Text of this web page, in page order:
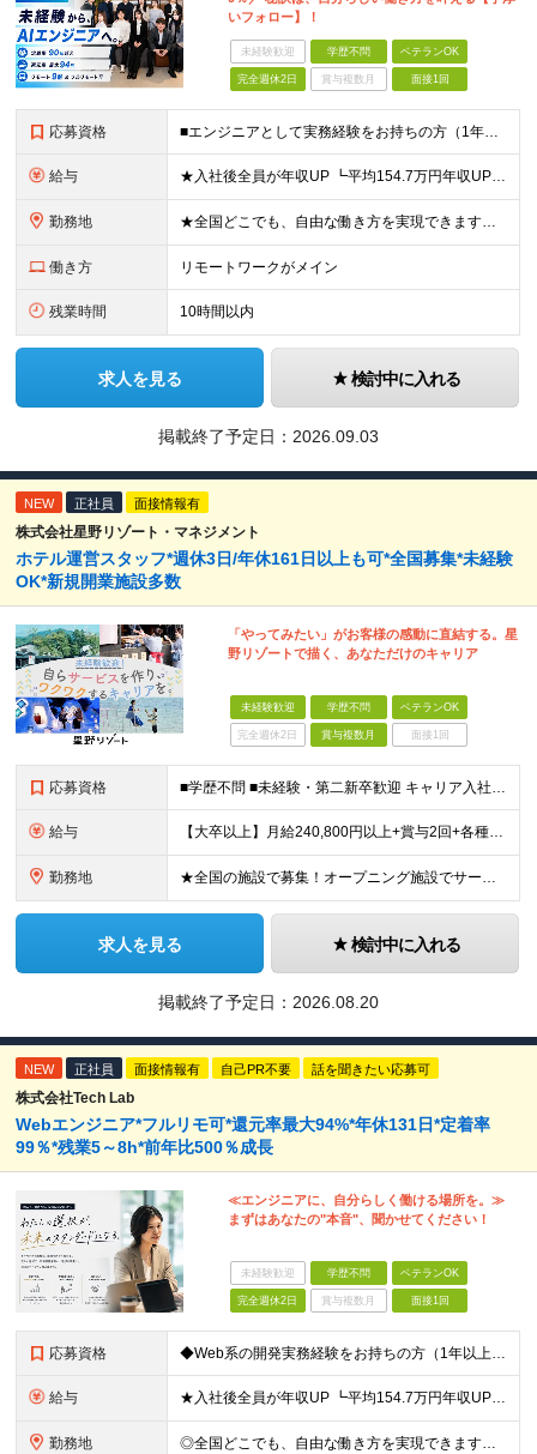
いフォロー】！
未経験歓迎 学歴不問 ベテランOK
完全週休2日 賞与複数月 面接1回
応募資格 ■エンジニアとして実務経験をお持ちの方（1年以上） ■学歴不問 ■既卒・第二新卒OK ☆Tech Labの事業内容、ビジョンに共感できる⽅はぜひご応募ください！ ☆意欲重視の採用です！ 「経歴に自信
給与 ★入社後全員が年収UP ┗平均154.7万円年収UP！ ┗最大380万円UPの実績も 月給35万円～100万円＋決算賞与＋各種手当 【 給与イメージ 】 ■経験1年以上…月給35万円～＋決算賞与
勤務地 ★全国どこでも、自由な働き方を実現できます！ 全国のプロジェクト先やフルリモート環境での勤務も可能です。 ＼自由度の高い働き方、叶えます／ ・フルリモートで働きたい ・ハイブリットに働きたい ・家庭
働き方 リモートワークがメイン
残業時間 10時間以内
求人を見る 検討中に入れる
掲載終了予定日： 2026.09.03
NEW 正社員 面接情報有
株式会社星野リゾート・マネジメント
ホテル運営スタッフ*週休3日/年休161日以上も可*全国募集*未経験
OK*新規開業施設多数
「やってみたい」がお客様の感動に直結する。星
野リゾートで描く、あなただけのキャリア
未経験歓迎 学歴不問 ベテランOK
完全週休2日 賞与複数月 面接1回
応募資格 ■学歴不問 ■未経験・第二新卒歓迎 キャリア入社のメンバーは元美容師、営業、教員などさまざま！ これまでの経験やあなたらしい視点を活かして よりよいサービスを生み出していきましょう！
給与 【大卒以上】月給240,800円以上+賞与2回+各種手当 【短大・専門学校卒】月給204,400円以上+賞与2回+各種手当 【上記以外】月給187,000円以上+賞与2回+各種手当 ※経験、資格、能
勤務地 ★全国の施設で募集！オープニング施設でサービスを作っていきたい方は大歓迎！ ★希望しない転勤は原則なし 【積極採用エリア】 ■界 蔵王（26年10月開業予定） ※開業前に入社された場合、全国の星野リ
求人を見る 検討中に入れる
掲載終了予定日： 2026.08.20
NEW 正社員 面接情報有 自己PR不要 話を聞きたい応募可
株式会社Tech Lab
Webエンジニア*フルリモ可*還元率最大94%*年休131日*定着率
99％*残業5～8h*前年比500％成長
≪エンジニアに、自分らしく働ける場所を。≫
まずはあなたの"本音"、聞かせてください！
未経験歓迎 学歴不問 ベテランOK
完全週休2日 賞与複数月 面接1回
応募資格 ◆Web系の開発実務経験をお持ちの方（1年以上） ◆学歴不問 ◆既卒・第二新卒OK ☆Tech Labの事業内容、ビジョンに共感できる⽅はぜひご応募ください！ ☆意欲重視の採用です！ 「経歴に自信が
給与 ★入社後全員が年収UP ┗平均154.7万円年収UP！ ┗最大380万円UPの実績もあり 月給35万円～100万円＋決算賞与＋各種手当 【 給与イメージ 】 ◆経験1年以上…月給35万円～＋決算賞
勤務地 ◎全国どこでも、自由な働き方を実現できます！ 全国のプロジェクト先やフルリモート環境での勤務も可能です。 ＼自由度の高い働き方、叶えます／ ・フルリモートで働きたい ・ハイブリットに働きたい ・家庭